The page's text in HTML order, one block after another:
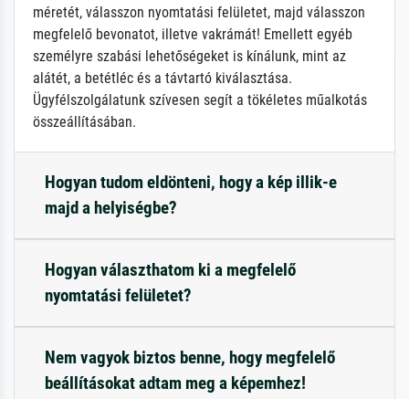
méretét, válasszon nyomtatási felületet, majd válasszon
megfelelő bevonatot, illetve vakrámát! Emellett egyéb
személyre szabási lehetőségeket is kínálunk, mint az
alátét, a betétléc és a távtartó kiválasztása.
Ügyfélszolgálatunk szívesen segít a tökéletes műalkotás
összeállításában.
Hogyan tudom eldönteni, hogy a kép illik-e
majd a helyiségbe?
Hogyan választhatom ki a megfelelő
nyomtatási felületet?
Nem vagyok biztos benne, hogy megfelelő
beállításokat adtam meg a képemhez!